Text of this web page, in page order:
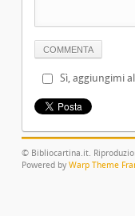
Sì, aggiungimi
© Bibliocartina.it.
Powered by Warp Theme